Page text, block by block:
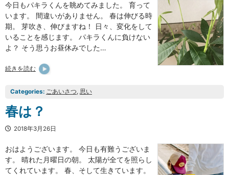
今日もパキラくんを眺めてみました。 育って
います。 間違いがありません。 春は伸びる時
期。 芽吹き、伸びますね！ 日々、変化をして
いることを感じます。 パキラくんに負けない
よ？ そう思うお昼休みでした…
続きを読む
Categories: ごあいさつ, 思い
春は？
2018年3月26日
おはようございます。 今日も有難うございま
す。 晴れた月曜日の朝。 太陽が全てを照らし
てくれています。 春、そして生きています。